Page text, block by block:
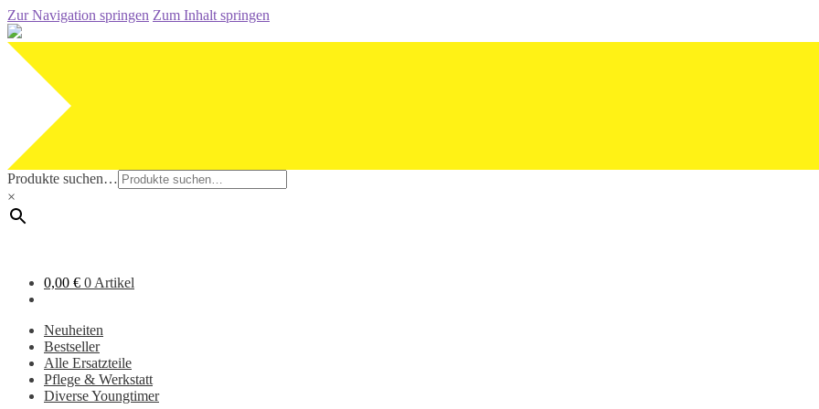
Zur Navigation springen Zum Inhalt springen
Produkte suchen…
×
0,00 € 0 Artikel
Neuheiten
Bestseller
Alle Ersatzteile
Pflege & Werkstatt
Diverse Youngtimer